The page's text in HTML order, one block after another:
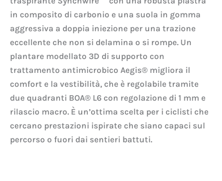
in composito di carbonio e una suola in gomma
aggressiva a doppia iniezione per una trazione
eccellente che non si delamina o si rompe. Un
plantare modellato 3D di supporto con
trattamento antimicrobico Aegis® migliora il
comfort e la vestibilità, che è regolabile tramite
due quadranti BOA® L6 con regolazione di 1 mm e
rilascio macro. È un’ottima scelta per i ciclisti che
cercano prestazioni ispirate che siano capaci sul
percorso o fuori dai sentieri battuti.